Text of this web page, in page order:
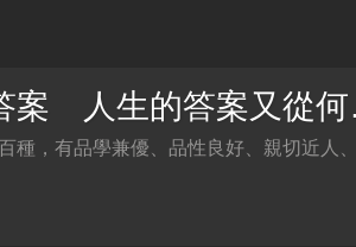
【影
種，有品學兼優、品性良好、親切近人